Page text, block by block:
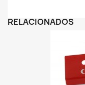
RELACIONADOS